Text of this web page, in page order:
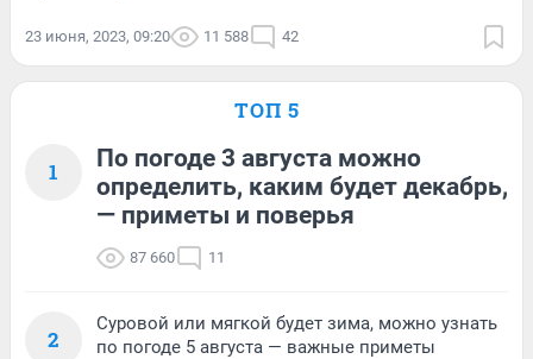
23 июня, 2023, 09:20 11 588 42
ТОП 5
1
По погоде 3 августа можно
определить, каким будет декабрь,
— приметы и поверья
87 660 11
2
Суровой или мягкой будет зима, можно узнать
по погоде 5 августа — важные приметы